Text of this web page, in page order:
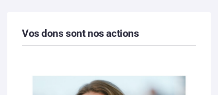
Vos dons sont nos actions